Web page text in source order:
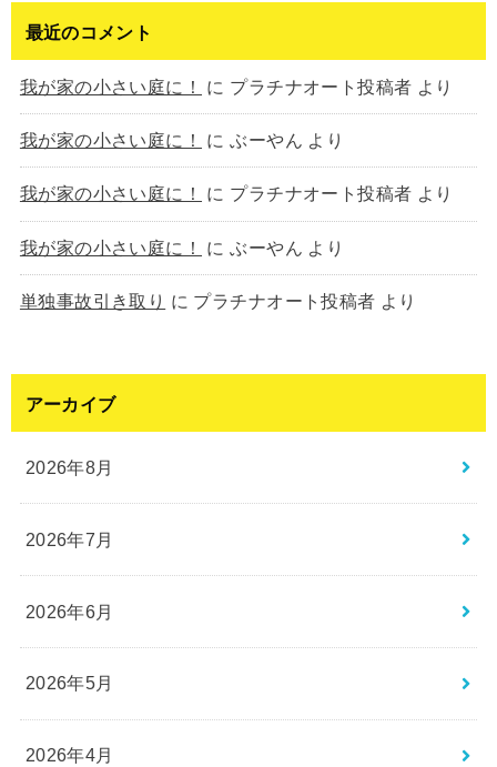
最近のコメント
我が家の小さい庭に！ に プラチナオート投稿者 より
我が家の小さい庭に！ にぶーやん より
我が家の小さい庭に！ に プラチナオート投稿者 より
我が家の小さい庭に！ にぶーやん より
単独事故引き取り に プラチナオート投稿者 より
アーカイブ
2026年8月
2026年7月
2026年6月
2026年5月
2026年4月